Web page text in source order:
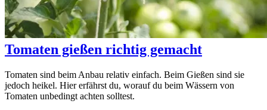
Tomaten gießen richtig gemacht
Tomaten sind beim Anbau relativ einfach. Beim Gießen sind sie
jedoch heikel. Hier erfährst du, worauf du beim Wässern von
Tomaten unbedingt achten solltest.